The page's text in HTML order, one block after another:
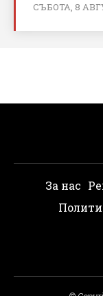
СЪБОТА, 8
За нас